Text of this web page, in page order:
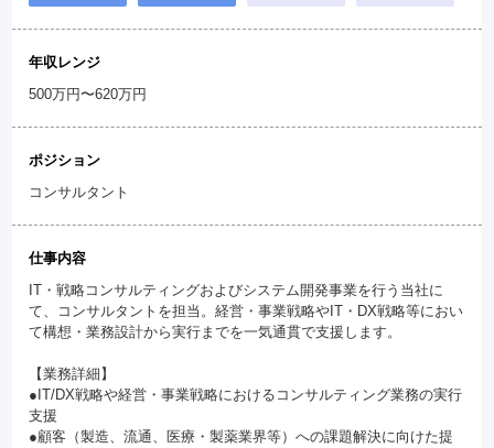
年収レンジ
500万円〜620万円
ポジション
コンサルタント
仕事内容
IT・戦略コンサルティングおよびシステム開発事業を行う当社に
て、コンサルタントを担当。経営・事業戦略やIT・DX戦略等におい
て構想・業務設計から実行までを一気通貫で支援します。
【業務詳細】
●IT/DX戦略や経営・事業戦略におけるコンサルティング業務の実行
支援
●顧客（製造、流通、医療・製薬業界等）への課題解決に向けた提